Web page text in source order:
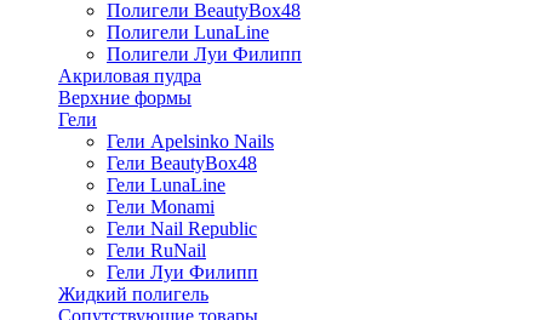
Полигели BeautyBox48
Полигели LunaLine
Полигели Луи Филипп
Акриловая пудра
Верхние формы
Гели
Гели Apelsinko Nails
Гели BeautyBox48
Гели LunaLine
Гели Monami
Гели Nail Republic
Гели RuNail
Гели Луи Филипп
Жидкий полигель
Сопутствующие товары